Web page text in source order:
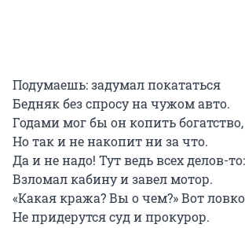
Подумаешь: задумал покататься
Бедняк без спросу на чужом авто.
Годами мог бы он копить богатство,
Но так и не накопит ни за что.
Да и не надо! Тут ведь всех делов-то:
Взломал кабину и завел мотор.
«Какая кража? Вы о чем?» Вот
Не придерутся суд и прокурор.